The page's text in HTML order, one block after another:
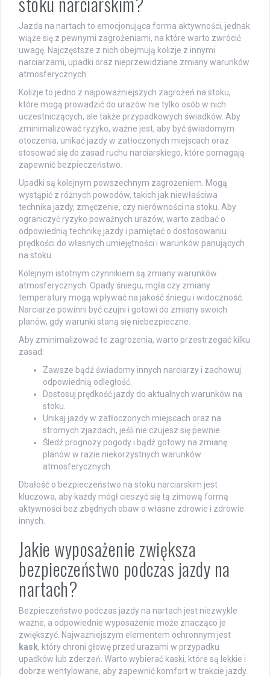
Jazda na nartach to emocjonująca forma aktywności, jednak
wiąże się z pewnymi zagrożeniami, na które warto zwrócić
uwagę. Najczęstsze z nich obejmują kolizje z innymi
narciarzami, upadki oraz nieprzewidziane zmiany warunków
atmosferycznych.
Kolizje to jedno z najpoważniejszych zagrożeń na stoku,
które mogą prowadzić do urazów nie tylko osób w nich
uczestniczących, ale także przypadkowych świadków. Aby
zminimalizować ryzyko, ważne jest, aby być świadomym
otoczenia, unikać jazdy w zatłoczonych miejscach oraz
stosować się do zasad ruchu narciarskiego, które pomagają
zapewnić bezpieczeństwo.
Upadki są kolejnym powszechnym zagrożeniem. Mogą
wystąpić z różnych powodów, takich jak niewłaściwa
technika jazdy, zmęczenie, czy nierówności na stoku. Aby
ograniczyć ryzyko poważnych urazów, warto zadbać o
odpowiednią technikę jazdy i pamiętać o dostosowaniu
prędkości do własnych umiejętności i warunków panujących
na stoku.
Kolejnym istotnym czynnikiem są zmiany warunków
atmosferycznych. Opady śniegu, mgła czy zmiany
temperatury mogą wpływać na jakość śniegu i widoczność.
Narciarze powinni być czujni i gotowi do zmiany swoich
planów, gdy warunki staną się niebezpieczne.
Aby zminimalizować te zagrożenia, warto przestrzegać kilku
zasad:
Zawsze bądź świadomy innych narciarzy i zachowuj
odpowiednią odległość.
Dostosuj prędkość jazdy do aktualnych warunków na
stoku.
Unikaj jazdy w zatłoczonych miejscach oraz na
stromych zjazdach, jeśli nie czujesz się pewnie.
Śledź prognozy pogody i bądź gotowy na zmianę
planów w razie niekorzystnych warunków
atmosferycznych.
Dbałość o bezpieczeństwo na stoku narciarskim jest
kluczowa, aby każdy mógł cieszyć się tą zimową formą
aktywności bez zbędnych obaw o własne zdrowie i zdrowie
innych.
Jakie wyposażenie zwiększa
bezpieczeństwo podczas jazdy na
nartach?
Bezpieczeństwo podczas jazdy na nartach jest niezwykle
ważne, a odpowiednie wyposażenie może znacząco je
zwiększyć. Najważniejszym elementem ochronnym jest
kask, który chroni głowę przed urazami w przypadku
upadków lub zderzeń. Warto wybierać kaski, które są lekkie i
dobrze wentylowane, aby zapewnić komfort w trakcie jazdy.